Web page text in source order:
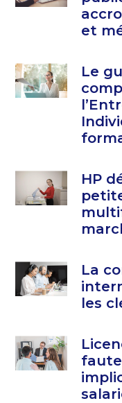
et
Le
HP
La
les